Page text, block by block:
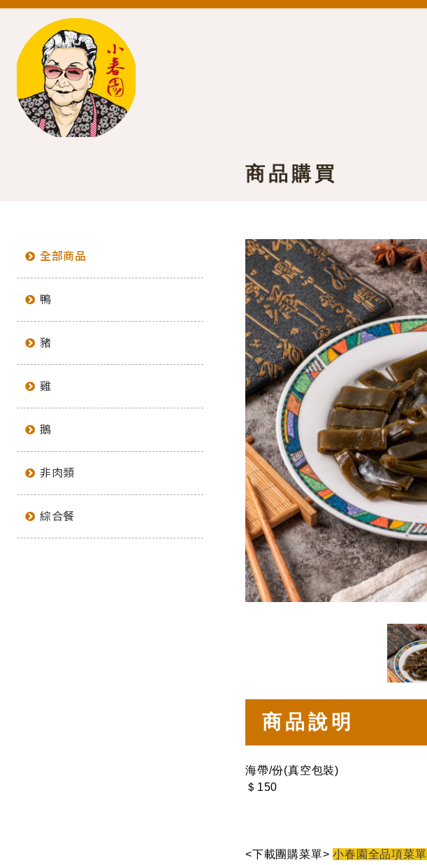
全部商品
鴨
豬
雞
鵝
非肉類
綜合餐
商品購買
商品說明
海帶/份(真空包裝)
＄150
<下載團購菜單>小春園全品項菜單